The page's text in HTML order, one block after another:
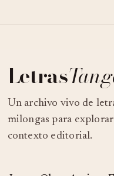
Letras
Un archivo vivo de
milongas para
contexto editorial.